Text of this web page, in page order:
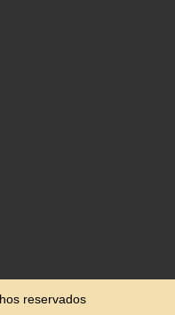
reservados